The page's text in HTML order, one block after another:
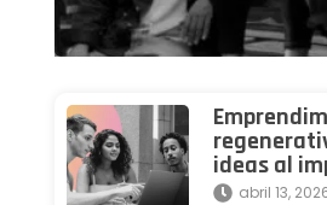
ideas al
abril 13,